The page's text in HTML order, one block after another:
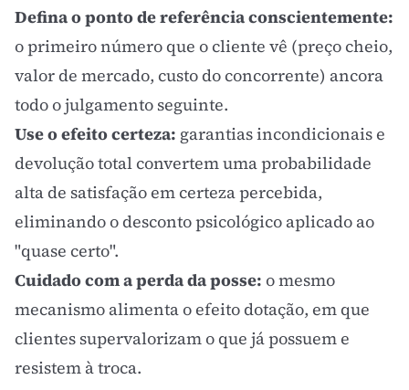
Defina o ponto de referência conscientemente:
o primeiro número que o cliente vê (preço cheio,
valor de mercado, custo do concorrente) ancora
todo o julgamento seguinte.
Use o efeito certeza: garantias incondicionais e
devolução total convertem uma probabilidade
alta de satisfação em certeza percebida,
eliminando o desconto psicológico aplicado ao
"quase certo".
Cuidado com a perda da posse: o mesmo
mecanismo alimenta oefeito dotação, em que
clientes supervalorizam o que já possuem e
resistem à troca.